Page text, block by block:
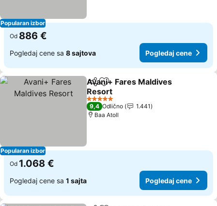
Popularan izbor
Od 886 €
Pogledaj cene sa 8 sajtova Pogledaj cene
Popularan izbor
Deli Dodati u favorite
Avani+ Fares Maldives
Resort
Pogledaj cene
5 Zvezdice
9,4 Odlično
1.441
Baa Atoll
Od 1.068 €
Pogledaj cene sa 1 sajta Pogledaj cene